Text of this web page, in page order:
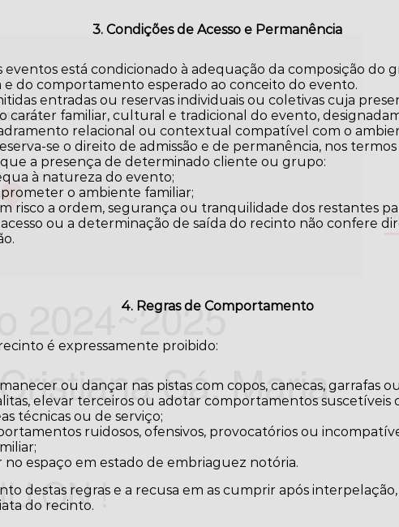
2024~2025
Sá, Maria
!
3. Condições de Acesso e Permanência
eventos está condicionado à adequação da composição do
e do comportamento esperado ao conceito do evento.
entradas ou reservas individuais ou coletivas cuja
caráter familiar, cultural e tradicional do evento,
relacional ou contextual compatível com o
se o direito de admissão e de permanência, nos
a presença de determinado cliente ou grupo:
à natureza do evento;
o ambiente familiar;
risco a ordem, segurança ou tranquilidade dos restantes
ou a determinação de saída do recinto não confere
4. Regras de Comportamento
é expressamente proibido:
ou dançar nas pistas com copos, canecas, garrafas
elevar terceiros ou adotar comportamentos suscetíveis
técnicas ou de serviço;
ruidosos, ofensivos, provocatórios ou
espaço em estado de embriaguez notória.
destas regras e a recusa em as cumprir após
do recinto.